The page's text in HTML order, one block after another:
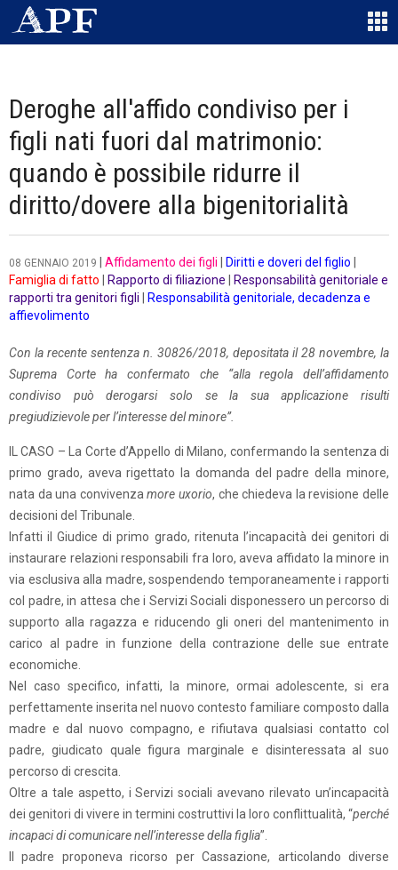
Deroghe all'affido condiviso per i
figli nati fuori dal matrimonio:
quando è possibile ridurre il
diritto/dovere alla bigenitorialità
08 GENNAIO 2019 Affidamento dei figli Diritti e doveri del figlio
Famiglia di fatto
Rapporto di filiazione
Responsabilità genitoriale e
rapporti tra genitori figli
Responsabilità genitoriale, decadenza e
affievolimento
Con la recente sentenza n. 30826/2018, depositata il 28 novembre, la
Suprema Corte ha confermato che “alla regola dell’affidamento
condiviso può derogarsi solo se la sua applicazione risulti
pregiudizievole per l’interesse del minore”.
IL CASO – La Corte d’Appello di Milano, confermando la sentenza di
primo grado, aveva rigettato la domanda del padre della minore,
nata da una convivenzamore uxorio, che chiedeva la revisione delle
decisioni del Tribunale.
Infatti il Giudice di primo grado, ritenuta l’incapacità dei genitori di
instaurare relazioni responsabili fra loro, aveva affidato la minore in
via esclusiva alla madre, sospendendo temporaneamente i rapporti
col padre, in attesa che i Servizi Sociali disponessero un percorso di
supporto alla ragazza e riducendo gli oneri del mantenimento in
carico al padre in funzione della contrazione delle sue entrate
economiche.
Nel caso specifico, infatti, la minore, ormai adolescente, si era
perfettamente inserita nel nuovo contesto familiare composto dalla
madre e dal nuovo compagno, e rifiutava qualsiasi contatto col
padre, giudicato quale figura marginale e disinteressata al suo
percorso di crescita.
Oltre a tale aspetto, i Servizi sociali avevano rilevato un’incapacità
dei genitori di vivere in termini costruttivi la loro conflittualità, “perché
incapaci di comunicare nell’interesse della figlia”.
Il padre proponeva ricorso per Cassazione, articolando diverse